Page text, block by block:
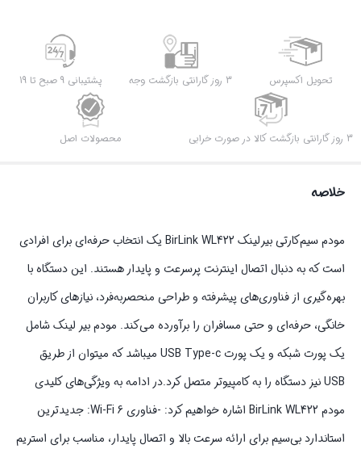
تحویل اکسپرس 3 روز گارانتی بازگشت وجه پشتیبانی 9 صبح تا 19
3 روز گارانتی بازگشت کالا در صورت خرابی محصولات اصل
خلاصه
مودم سیم‌کارتی بیرلینک BirLink WL422 یک انتخاب حرفه‌ای برای افرادی
است که به دنبال اتصال اینترنت پرسرعت و پایدار هستند. این دستگاه با
بهره‌گیری از فناوری‌های پیشرفته و طراحی منحصربه‌فرد، نیازهای کاربران
خانگی، حرفه‌ای و حتی مسافران را برآورده می‌کند. مودم بیر لینک شامل
یک پورت شبکه و یک پورت USB Type-c میباشد که میتوان از طریق
USB نیز دستگاه را به کامپیوتر متصل کرد.در ادامه به ویژگی‌های کلیدی
مودم BirLink WL422 اشاره خواهیم کرد: -فناوری Wi-Fi 6: جدیدترین
استاندارد بی‌سیم برای ارائه سرعت بالا و اتصال پایدار، مناسب برای استریم